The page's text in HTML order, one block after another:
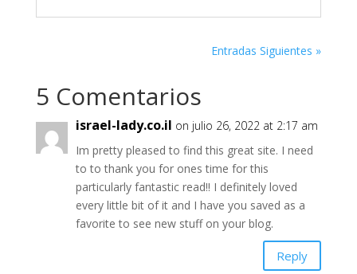
Entradas Siguientes »
5 Comentarios
israel-lady.co.il on julio 26, 2022 at 2:17 am
Im pretty pleased to find this great site. I need
to to thank you for ones time for this
particularly fantastic read!! I definitely loved
every little bit of it and I have you saved as a
favorite to see new stuff on your blog.
Reply